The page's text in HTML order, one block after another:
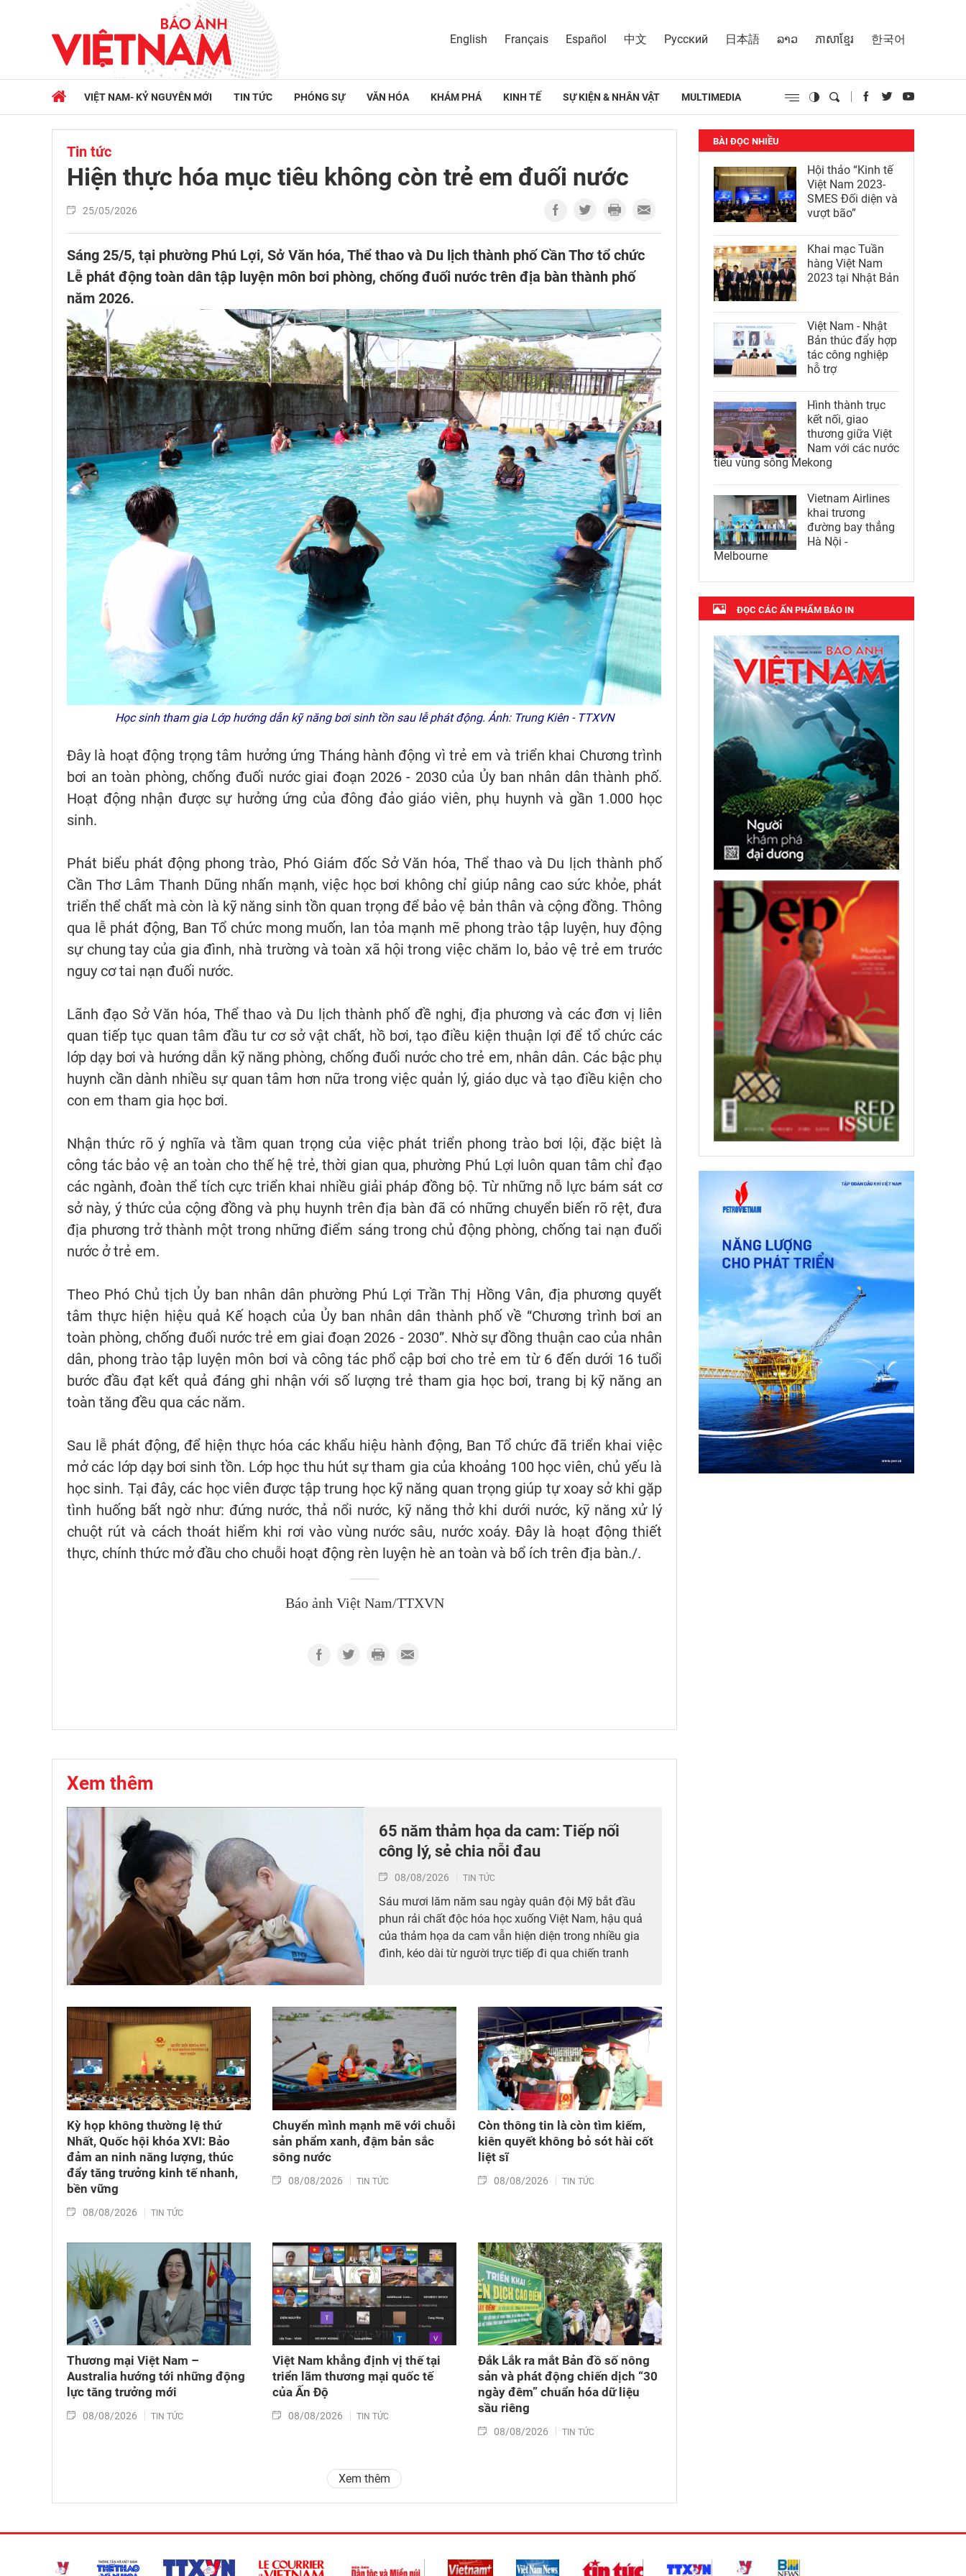
English Français Español 中文 Русский 日本語 ລາວ ភាសាខ្មែរ 한국어
VIỆT NAM- KỶ NGUYÊN MỚI TIN TỨC PHÓNG SỰ VĂN HÓA KHÁM PHÁ KINH TẾ SỰ KIỆN & NHÂN VẬT MULTIMEDIA
Tin tức
Hiện thực hóa mục tiêu không còn trẻ em đuối nước
25/05/2026
Sáng 25/5, tại phường Phú Lợi, Sở Văn hóa, Thể thao và Du lịch thành phố Cần Thơ tổ chức
Lễ phát động toàn dân tập luyện môn bơi phòng, chống đuối nước trên địa bàn thành phố
năm 2026.
Học sinh tham gia Lớp hướng dẫn kỹ năng bơi sinh tồn sau lễ phát động. Ảnh: Trung Kiên - TTXVN
Đây là hoạt động trọng tâm hưởng ứng Tháng hành động vì trẻ em và triển khai Chương trình
bơi an toàn phòng, chống đuối nước giai đoạn 2026 - 2030 của Ủy ban nhân dân thành phố.
Hoạt động nhận được sự hưởng ứng của đông đảo giáo viên, phụ huynh và gần 1.000 học
sinh.
Phát biểu phát động phong trào, Phó Giám đốc Sở Văn hóa, Thể thao và Du lịch thành phố
Cần Thơ Lâm Thanh Dũng nhấn mạnh, việc học bơi không chỉ giúp nâng cao sức khỏe, phát
triển thể chất mà còn là kỹ năng sinh tồn quan trọng để bảo vệ bản thân và cộng đồng. Thông
qua lễ phát động, Ban Tổ chức mong muốn, lan tỏa mạnh mẽ phong trào tập luyện, huy động
sự chung tay của gia đình, nhà trường và toàn xã hội trong việc chăm lo, bảo vệ trẻ em trước
nguy cơ tai nạn đuối nước.
Lãnh đạo Sở Văn hóa, Thể thao và Du lịch thành phố đề nghị, địa phương và các đơn vị liên
quan tiếp tục quan tâm đầu tư cơ sở vật chất, hồ bơi, tạo điều kiện thuận lợi để tổ chức các
lớp dạy bơi và hướng dẫn kỹ năng phòng, chống đuối nước cho trẻ em, nhân dân. Các bậc phụ
huynh cần dành nhiều sự quan tâm hơn nữa trong việc quản lý, giáo dục và tạo điều kiện cho
con em tham gia học bơi.
Nhận thức rõ ý nghĩa và tầm quan trọng của việc phát triển phong trào bơi lội, đặc biệt là
công tác bảo vệ an toàn cho thế hệ trẻ, thời gian qua, phường Phú Lợi luôn quan tâm chỉ đạo
các ngành, đoàn thể tích cực triển khai nhiều giải pháp đồng bộ. Từ những nỗ lực bám sát cơ
sở này, ý thức của cộng đồng và phụ huynh trên địa bàn đã có những chuyển biến rõ rệt, đưa
địa phương trở thành một trong những điểm sáng trong chủ động phòng, chống tai nạn đuối
nước ở trẻ em.
Theo Phó Chủ tịch Ủy ban nhân dân phường Phú Lợi Trần Thị Hồng Vân, địa phương quyết
tâm thực hiện hiệu quả Kế hoạch của Ủy ban nhân dân thành phố về “Chương trình bơi an
toàn phòng, chống đuối nước trẻ em giai đoạn 2026 - 2030”. Nhờ sự đồng thuận cao của nhân
dân, phong trào tập luyện môn bơi và công tác phổ cập bơi cho trẻ em từ 6 đến dưới 16 tuổi
bước đầu đạt kết quả đáng ghi nhận với số lượng trẻ tham gia học bơi, trang bị kỹ năng an
toàn tăng đều qua các năm.
Sau lễ phát động, để hiện thực hóa các khẩu hiệu hành động, Ban Tổ chức đã triển khai việc
mở các lớp dạy bơi sinh tồn. Lớp học thu hút sự tham gia của khoảng 100 học viên, chủ yếu là
học sinh. Tại đây, các học viên được tập trung học kỹ năng quan trọng giúp tự xoay sở khi gặp
tình huống bất ngờ như: đứng nước, thả nổi nước, kỹ năng thở khi dưới nước, kỹ năng xử lý
chuột rút và cách thoát hiểm khi rơi vào vùng nước sâu, nước xoáy. Đây là hoạt động thiết
thực, chính thức mở đầu cho chuỗi hoạt động rèn luyện hè an toàn và bổ ích trên địa bàn./.
Báo ảnh Việt Nam/TTXVN
Xem thêm
65 năm thảm họa da cam: Tiếp nối
công lý, sẻ chia nỗi đau
08/08/2026 TIN TỨC
Sáu mươi lăm năm sau ngày quân đội Mỹ bắt đầu
phun rải chất độc hóa học xuống Việt Nam, hậu quả
của thảm họa da cam vẫn hiện diện trong nhiều gia
đình, kéo dài từ người trực tiếp đi qua chiến tranh
cần được tiếp tục bằng những chính sách đủ đầy
hơn, để những người sinh ra trong hòa bình không bị
bỏ lại với hậu quả của cuộc chiến mình chưa từng
trải qua.
Kỳ họp không thường lệ thứ
Nhất, Quốc hội khóa XVI: Bảo
đảm an ninh năng lượng, thúc
đẩy tăng trưởng kinh tế nhanh,
bền vững
08/08/2026 TIN TỨC
Chuyển mình mạnh mẽ với chuỗi
sản phẩm xanh, đậm bản sắc
sông nước
08/08/2026 TIN TỨC
Còn thông tin là còn tìm kiếm,
kiên quyết không bỏ sót hài cốt
liệt sĩ
08/08/2026 TIN TỨC
Thương mại Việt Nam –
Australia hướng tới những động
lực tăng trưởng mới
08/08/2026 TIN TỨC
Việt Nam khẳng định vị thế tại
triển lãm thương mại quốc tế
của Ấn Độ
08/08/2026 TIN TỨC
Đắk Lắk ra mắt Bản đồ số nông
sản và phát động chiến dịch “30
ngày đêm” chuẩn hóa dữ liệu
sầu riêng
08/08/2026 TIN TỨC
Xem thêm
BÀI ĐỌC NHIỀU
Hội thảo “Kinh tế
Việt Nam 2023-
SMES Đối diện và
vượt bão”
Khai mạc Tuần
hàng Việt Nam
2023 tại Nhật Bản
Việt Nam - Nhật
Bản thúc đẩy hợp
tác công nghiệp
hỗ trợ
Hình thành trục
kết nối, giao
thương giữa Việt
Nam với các nước
tiểu vùng sông Mekong
Vietnam Airlines
khai trương
đường bay thẳng
Hà Nội -
Melbourne
ĐỌC CÁC ẤN PHẨM BÁO IN